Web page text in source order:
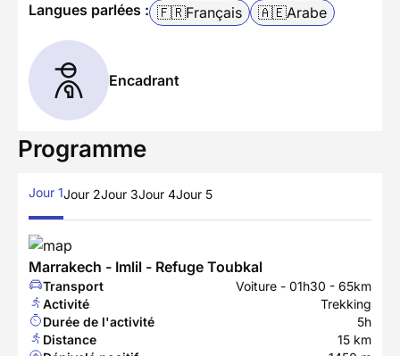
Langues parlées : 🇫🇷Français 🇦🇪Arabe
Encadrant
Programme
Jour 1Jour 2Jour 3Jour 4Jour 5
Marrakech - Imlil - Refuge Toubkal
Transport
Voiture - 01h30 - 65km
Activité
Trekking
Durée de l'activité
5h
Distance
15 km